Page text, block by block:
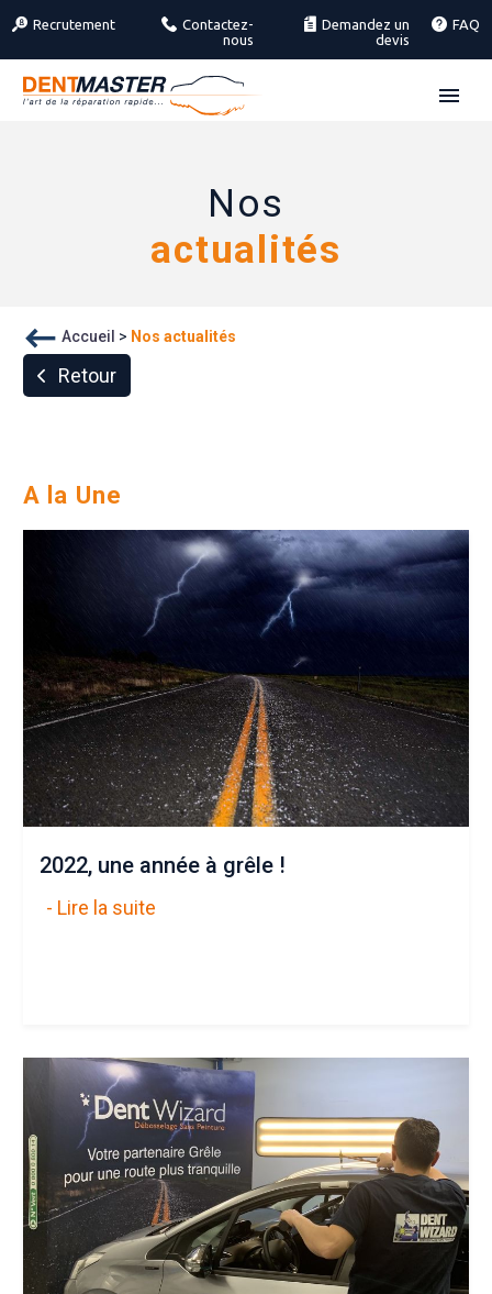
Recrutement
Contactez-
nous
Demandez un
devis
FAQ
Nos
actualités
Accueil > Nos actualités
Retour
A la Une
2022, une année à grêle !
- Lire la suite